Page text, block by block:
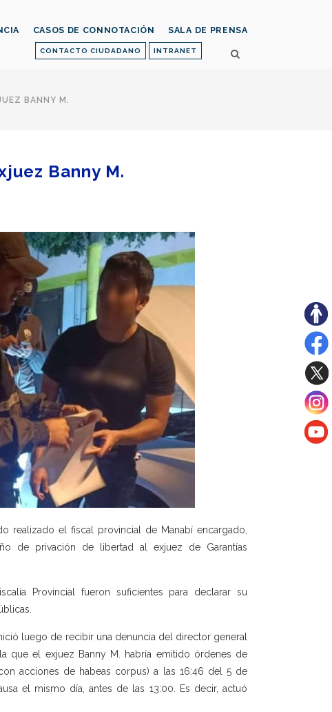
CONTACTO CIUDADANO INTRANET
CASOS DE CONNOTACIÓN SALA DE PRENSA
BANNY M.
Banny M.
realizado el fiscal provincial de Manabí encargado,
de privación de libertad al exjuez de Garantías
Provincial fueron suficientes para declarar su
luego de recibir una denuncia del director general
que el exjuez Banny M. habría emitido órdenes de
acciones de habeas corpus) a las 16:46 del 5 de
el mismo día, antes de las 13:00. Es decir, actuó